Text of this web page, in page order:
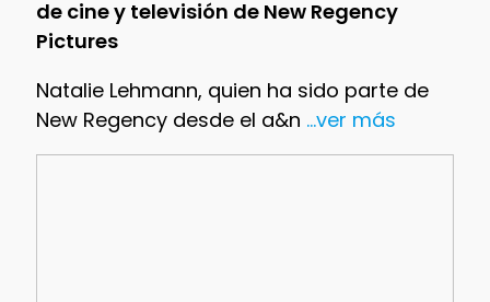
de cine y televisión de New Regency
Pictures
Natalie Lehmann, quien ha sido parte de
New Regency desde el a&n ...ver más